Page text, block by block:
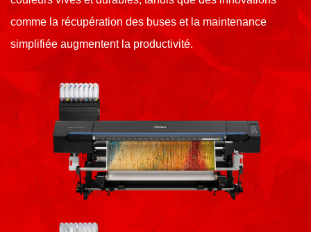
comme la récupération des buses et la maintenance
simplifiée augmentent la productivité.